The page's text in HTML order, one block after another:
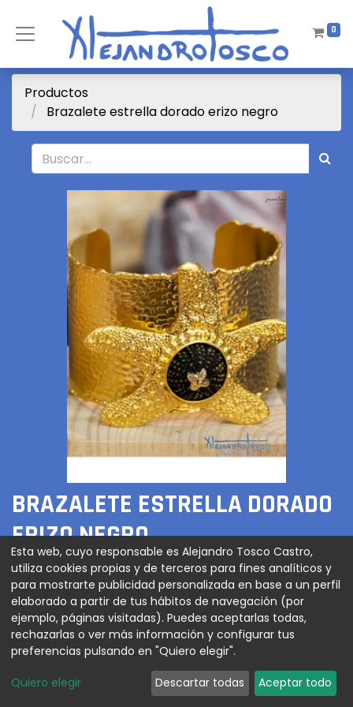
0
Productos
Brazalete estrella dorado erizo negro
BRAZALETE ESTRELLA DORADO
ERIZO NEGRO
120,00€
AGREGAR AL CARRITO
Esta web, cuyo responsable es Alejandro Tosco Castro,
utiliza cookies propias y de terceros para fines analíticos y
para mostrarte publicidad personalizada en base a un perfil
elaborado a partir de tus hábitos de navegación (por
ejemplo, páginas visitadas). Puedes aceptarlas todas,
rechazarlas o ver más información y configurar tus
preferencias pulsando en "Quiero elegir".
Quiero elegir Descartar todas Aceptar todo